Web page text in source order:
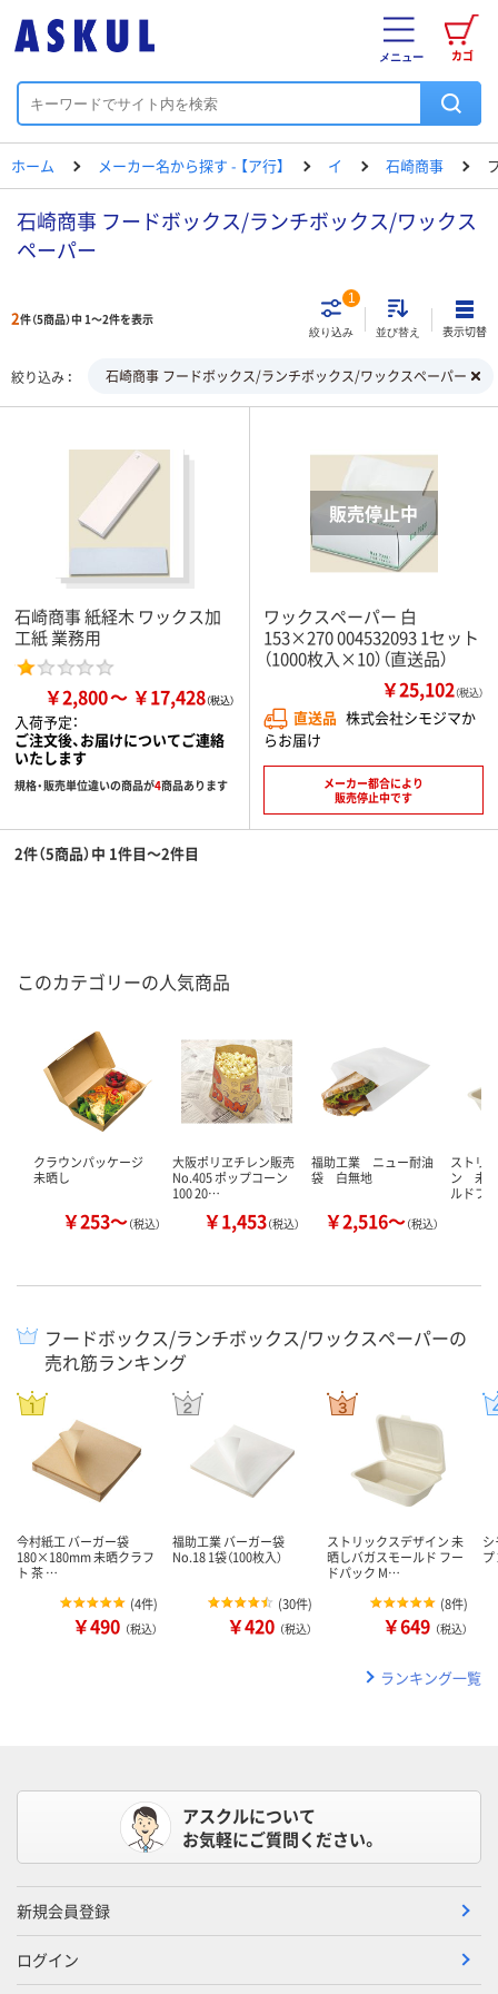
カゴ
メニュー
ホーム メーカー名から探す - 【ア行】 イ 石崎商事
石崎商事 フードボックス/ランチボックス/ワックス
ペーパー
2件（5商品）中 1～2件を表示
絞り込み
1
並び替え 表示切替
絞り込み 石崎商事 フードボックス/ランチボックス/ワックスペーパー
石崎商事 紙経木 ワックス加
工紙 業務用
￥2,800 ￥17,428
入荷予定：
ご注文後、お届けについてご連絡
いたします
規格・販売単位違いの商品が4商品あります
ワックスペーパー 白
153×270 004532093 1セット
（1000枚入×10）（直送品）
￥25,102（税込）
直送品 株式会社シモジマか
らお届け
メーカー都合により
販売停止中です
2件（5商品）中 1件目～2件目
このカテゴリーの人気商品
クラウンパッケージ
未晒し
￥253～（税込）
大阪ポリヱチレン販売
No.405 ポップコーン
100 20…
￥1,453（税込）
福助工業 ニュー耐油
袋 白無地
￥2,516～（税込）
ストリ
ン 未
ルドフ
フードボックス/ランチボックス/ワックスペーパーの
売れ筋ランキング
今村紙工 バーガー袋
180×180mm 未晒クラフ
ト 茶 …
(4件)
￥490 （税込）
福助工業 バーガー袋
No.18 1袋（100枚入）
(30件)
￥420 （税込）
ストリックスデザイン 未
晒しバガスモールド フー
ドパック M…
(8件)
￥649 （税込）
ランキング一覧
アスクルについて
お気軽にご質問ください。
新規会員登録
ログイン